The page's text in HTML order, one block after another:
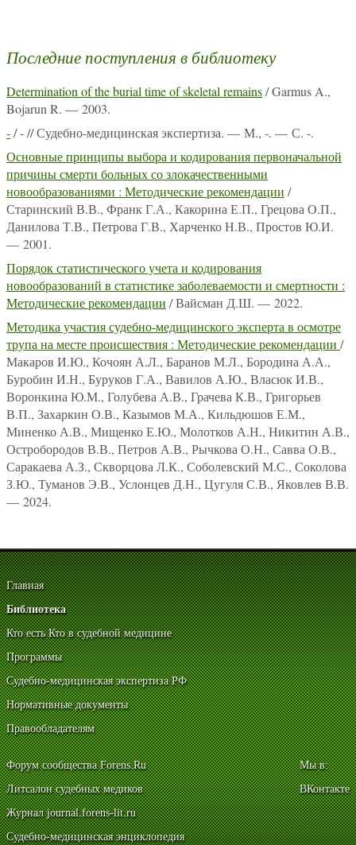
Последние поступления в библиотеку
Determination of the burial time of skeletal remains/ Garmus A.,
Bojarun R. — 2003.
-/ - // Судебно-медицинская экспертиза. — М., -. — С. -.
Основные принципы выбора и кодирования первоначальной
причины смерти больных со злокачественными
новообразованиями : Методические рекомендации /
Старинский В.В., Франк Г.А., Какорина Е.П., Грецова О.П.,
Данилова Т.В., Петрова Г.В., Харченко Н.В., Простов Ю.И.
— 2001.
Порядок статистического учета и кодирования
новообразований в статистике заболеваемости и смертности :
Методические рекомендации / Вайсман Д.Ш. — 2022.
Методика участия судебно-медицинского эксперта в осмотре
трупа на месте происшествия : Методические рекомендации /
Макаров И.Ю., Кочоян А.Л., Баранов М.Л., Бородина А.А.,
Буробин И.Н., Буруков Г.А., Вавилов А.Ю., Власюк И.В.,
Воронкина Ю.М., Голубева А.В., Грачева К.В., Григорьев
В.П., Захаркин О.В., Казымов М.А., Кильдюшов Е.М.,
Миненко А.В., Мищенко Е.Ю., Молотков А.Н., Никитин А.В.,
Остробородов В.В., Петров А.В., Рычкова О.Н., Савва О.В.,
Саракаева А.З., Скворцова Л.К., Соболевский М.С., Соколова
З.Ю., Туманов Э.В., Услонцев Д.Н., Цугуля С.В., Яковлев В.В.
— 2024.
Главная
Библиотека
Кто есть Кто в судебной медицине
Программы
Судебно-медицинская экспертиза РФ
Нормативные документы
Правообладателям
Форум сообщества Forens.Ru
Литсалон судебных медиков
Журнал journal.forens-lit.ru
Судебно-медицинская энциклопедия
Мы в:
ВКонтакте